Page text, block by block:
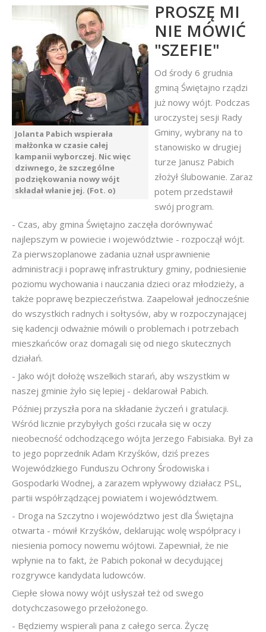
Jolanta Pabich wspierała
małżonka w czasie całej
kampanii wyborczej. Nic więc
dziwnego, że szczególne
podziękowania nowy wójt
składał włanie jej. (Fot. o)
PROSZĘ MI
NIE MÓWIĆ
"SZEFIE"
Od środy 6 grudnia
gminą Świętajno rządzi
już nowy wójt. Podczas
uroczystej sesji Rady
Gminy, wybrany na to
stanowisko w drugiej
turze Janusz Pabich
złożył ślubowanie. Zaraz
potem przedstawił
swój program.
- Czas, aby gmina Świętajno zaczęła dorównywać
najlepszym w powiecie i województwie - rozpoczął wójt.
Za pierwszoplanowe zadania uznał usprawnienie
administracji i poprawę infrastruktury gminy, podniesienie
poziomu wychowania i nauczania dzieci oraz młodzieży, a
także poprawę bezpieczeństwa. Zaapelował jednocześnie
do wszystkich radnych i sołtysów, aby w rozpoczynającej
się kadencji odważnie mówili o problemach i potrzebach
mieszkańców oraz domagali się od niego skutecznych
działań.
- Jako wójt dołożę wszelkich starań, aby wszystkim w
naszej gminie żyło się lepiej - deklarował Pabich.
Później przyszła pora na składanie życzeń i gratulacji.
Wśród licznie przybyłych gości rzucała się w oczy
nieobecność odchodzącego wójta Jerzego Fabisiaka. Był za
to jego poprzednik Adam Krzyśków, dziś prezes
Wojewódzkiego Funduszu Ochrony Środowiska i
Gospodarki Wodnej, a zarazem wpływowy działacz PSL,
partii współrządzącej powiatem i województwem.
- Droga na Szczytno i województwo jest dla Świętajna
otwarta - mówił Krzyśków, deklarując wolę współpracy i
niesienia pomocy nowemu wójtowi. Zapewniał, że nie
wpłynie na to fakt, że Pabich pokonał w decydującej
rozgrywce kandydata ludowców.
Ciepłe słowa nowy wójt usłyszał też od swego
dotychczasowego przełożonego.
- Będziemy wspierali pana z całego serca. Życzę